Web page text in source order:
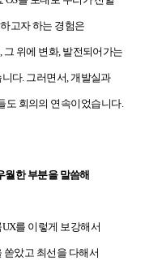
고자 하는 경험은
위에 변화, 발전되어가는
다. 그러면서, 개발실과
도 회의의 연속이었습니다.
월한 부분을 말씀해
를 이렇게 보강해서
쏟았고 최선을 다해서